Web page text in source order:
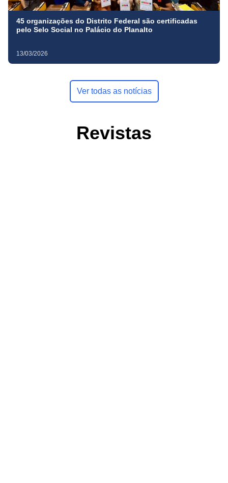
45 organizações do Distrito Federal são certificadas
pelo Selo Social no Palácio do Planalto
13/03/2026
Ver todas as notícias
Revistas